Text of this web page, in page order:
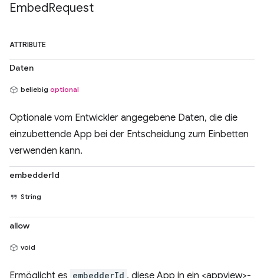
EmbedRequest
ATTRIBUTE
Daten
beliebig optional
Optionale vom Entwickler angegebene Daten, die die
einzubettende App bei der Entscheidung zum Einbetten
verwenden kann.
embedderId
String
allow
void
Ermöglicht es embedderId , diese App in ein <appview>-